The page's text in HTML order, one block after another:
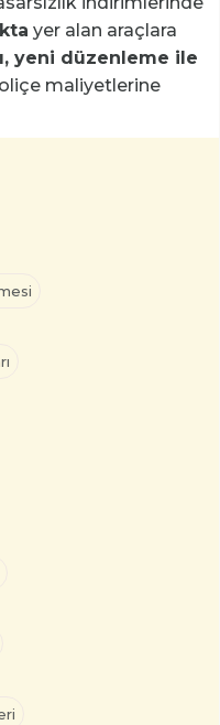
yer alan araçlara
yeni düzenleme ile
maliyetlerine